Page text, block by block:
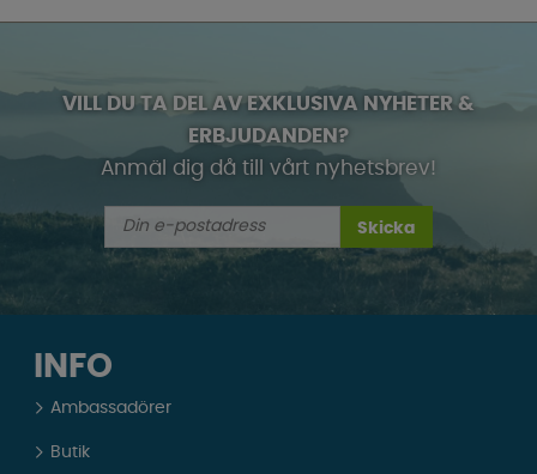
VILL DU TA DEL AV EXKLUSIVA NYHETER &
ERBJUDANDEN?
Anmäl dig då till vårt nyhetsbrev!
Skicka
INFO
Ambassadörer
Butik